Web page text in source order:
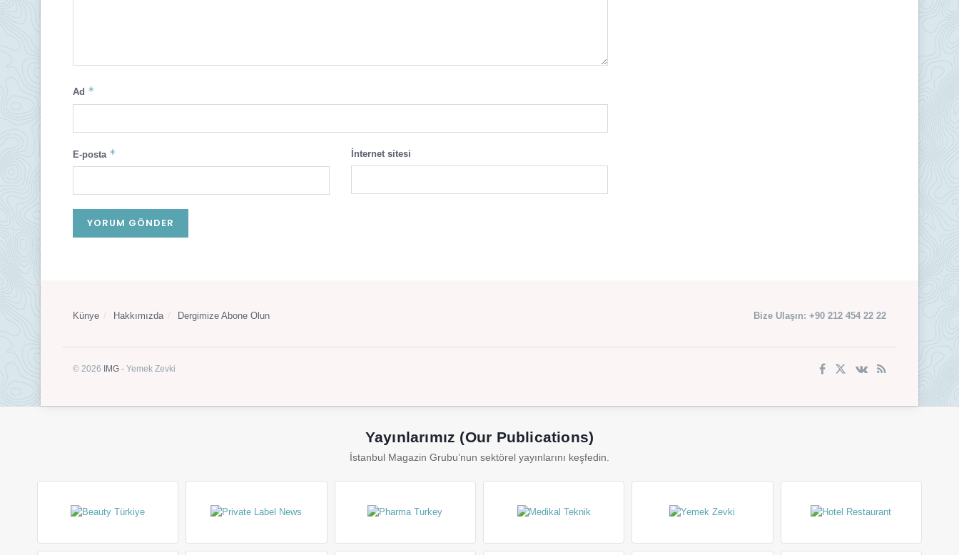
Ad *
E-posta * İnternet sitesi
Künye Hakkımızda Dergimize Abone Olun Bize Ulaşın: +90 212 454 22 22
© 2026 IMG - Yemek Zevki
Yayınlarımız (Our Publications)
İstanbul Magazin Grubu’nun sektörel yayınlarını keşfedin.